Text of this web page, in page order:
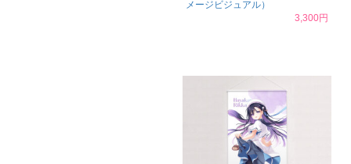
メージビジュアル）
3,300円